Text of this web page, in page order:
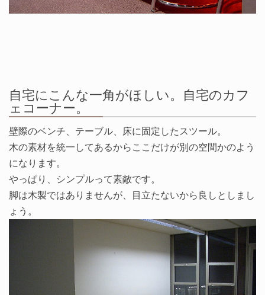
自宅にこんな一角がほしい。自宅のカフ
ェコーナー。
壁際のベンチ、テーブル、床に固定したスツール。
木の素材を統一してあるからここだけが別の空間かのよう
になります。
やっぱり、シンプルって素敵です。
脚は木製ではありませんが、目立たないから良しとしまし
ょう。